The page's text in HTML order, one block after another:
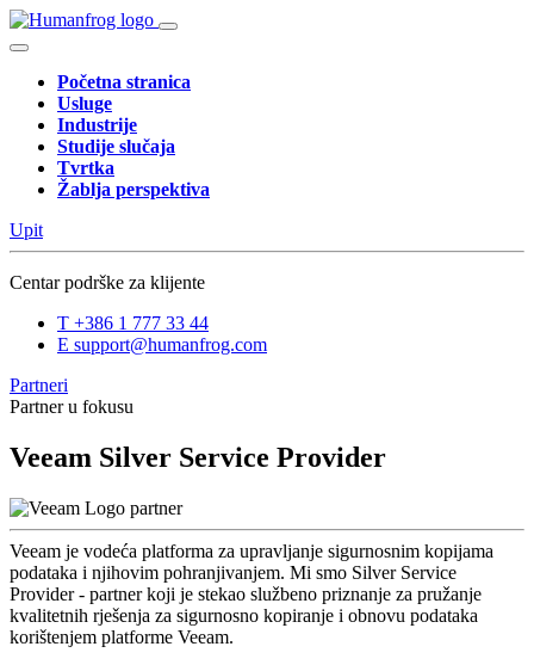
Početna stranica
Usluge
Industrije
Studije slučaja
Tvrtka
Žablja perspektiva
Upit
Centar podrške za klijente
T +386 1 777 33 44
E support@humanfrog.com
Partneri
Partner u fokusu
Veeam Silver Service Provider
Veeam je vodeća platforma za upravljanje sigurnosnim kopijama
podataka i njihovim pohranjivanjem. Mi smo Silver Service
Provider - partner koji je stekao službeno priznanje za pružanje
kvalitetnih rješenja za sigurnosno kopiranje i obnovu podataka
korištenjem platforme Veeam.